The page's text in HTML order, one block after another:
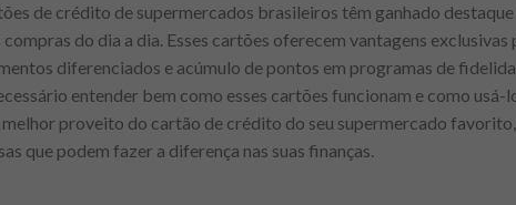
de crédito de supermercados brasileiros têm ganhado
do dia a dia. Esses cartões oferecem vantagens
diferenciados e acúmulo de pontos em programas de
entender bem como esses cartões funcionam e como usá-
proveito do cartão de crédito do seu supermercado
que podem fazer a diferença nas suas finanças.